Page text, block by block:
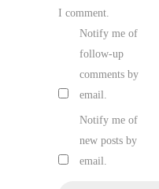
I comment.
Notify me of
follow-up
comments by
email.
Notify me of
new posts by
email.